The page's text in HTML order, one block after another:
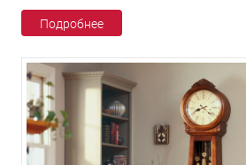
Подробнее